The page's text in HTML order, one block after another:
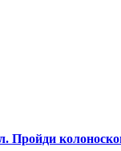
Пройди